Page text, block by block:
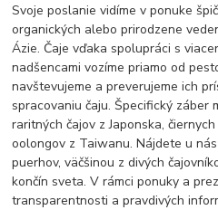
Svoje poslanie vidíme v ponuke
organických alebo prirodzene
Ázie. Čaje vďaka spolupráci s
nadšencami vozíme priamo od
navštevujeme a preverujeme ich
spracovaniu čaju. Špecifický záber
raritných čajov z Japonska,
oolongov z Taiwanu. Nájdete u
puerhov, väčšinou z divých
končín sveta. V rámci ponuky a
transparentnosti a pravdivých